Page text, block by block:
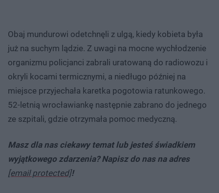
Obaj mundurowi odetchnęli z ulgą, kiedy kobieta była
już na suchym lądzie. Z uwagi na mocne wychłodzenie
organizmu policjanci zabrali uratowaną do radiowozu i
okryli kocami termicznymi, a niedługo później na
miejsce przyjechała karetka pogotowia ratunkowego.
52-letnią wrocławiankę następnie zabrano do jednego
ze szpitali, gdzie otrzymała pomoc medyczną.
Masz dla nas ciekawy temat lub jesteś świadkiem
wyjątkowego zdarzenia? Napisz do nas na adres
[email protected]!